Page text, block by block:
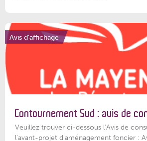
Avis d'affichage
Contournement Sud : avis de
Veuillez trouver ci-dessous l’Avis de
l'avant-projet d'aménagement foncier :